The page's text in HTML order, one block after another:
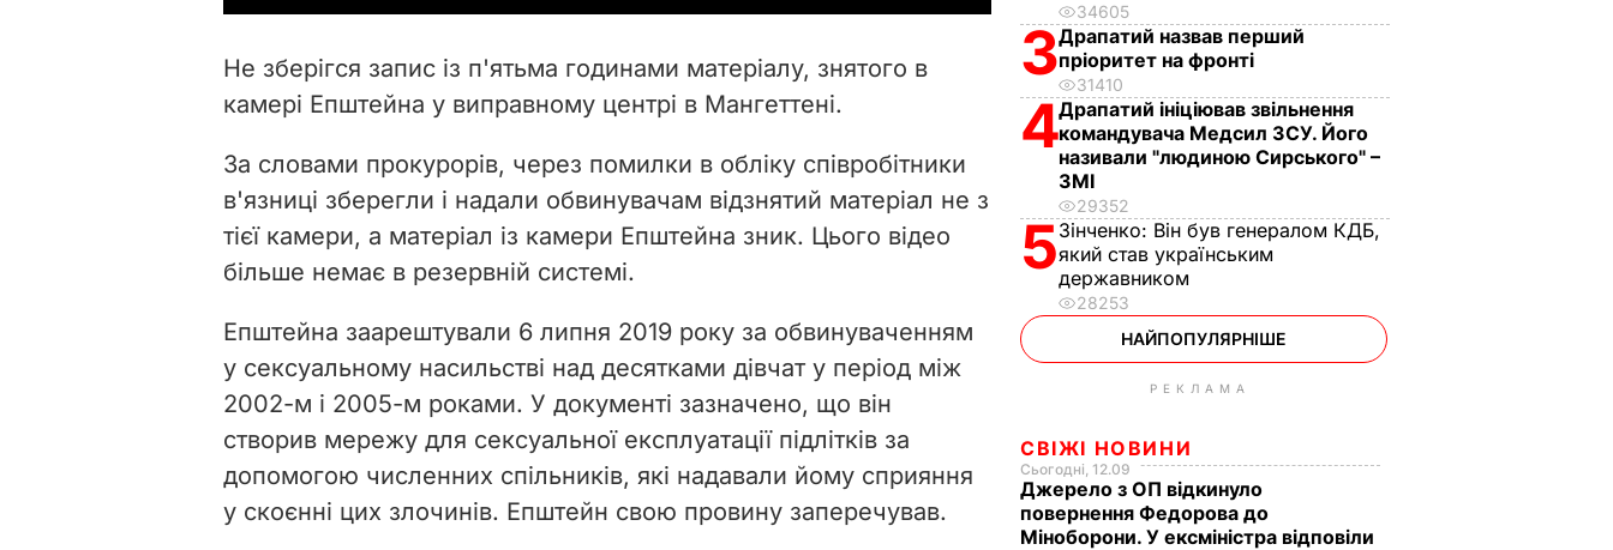
i
d
e
o
Не зберігся запис із п'ятьма годинами матеріалу, знятого в
камері Епштейна у виправному центрі в Мангеттені.
За словами прокурорів, через помилки в обліку співробітники
в'язниці зберегли і надали обвинувачам відзнятий матеріал не з
тієї камери, а матеріал із камери Епштейна зник. Цього відео
більше немає в резервній системі.
Епштейна заарештували 6 липня 2019 року за обвинуваченням
у сексуальному насильстві над десятками дівчат у період між
2002-м і 2005-м роками. У документі зазначено, що він
створив мережу для сексуальної експлуатації підлітків за
допомогою численних спільників, які надавали йому сприяння
у скоєнні цих злочинів. Епштейн свою провину заперечував.
34605
3Драпатий назвав перший
пріоритет на фронті
31410
4Драпатий ініціював звільнення
командувача Медсил ЗСУ. Його
називали "людиною Сирського" –
ЗМІ
29352
5Зінченко: Він був генералом КДБ,
який став українським
державником
28253
НАЙПОПУЛЯРНІШЕ
РЕКЛАМА
СВІЖІ НОВИНИ
Сьогодні, 12.09
Джерело з ОП відкинуло
повернення Федорова до
Міноборони. У ексміністра відповіли